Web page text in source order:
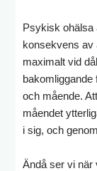
Psykisk ohälsa
konsekvens av
maximalt vid
och mående.
måendet
i sig, och
Ändå ser vi när